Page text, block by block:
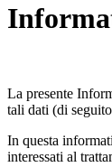
La presente
tali dati (di
In questa
interessati al